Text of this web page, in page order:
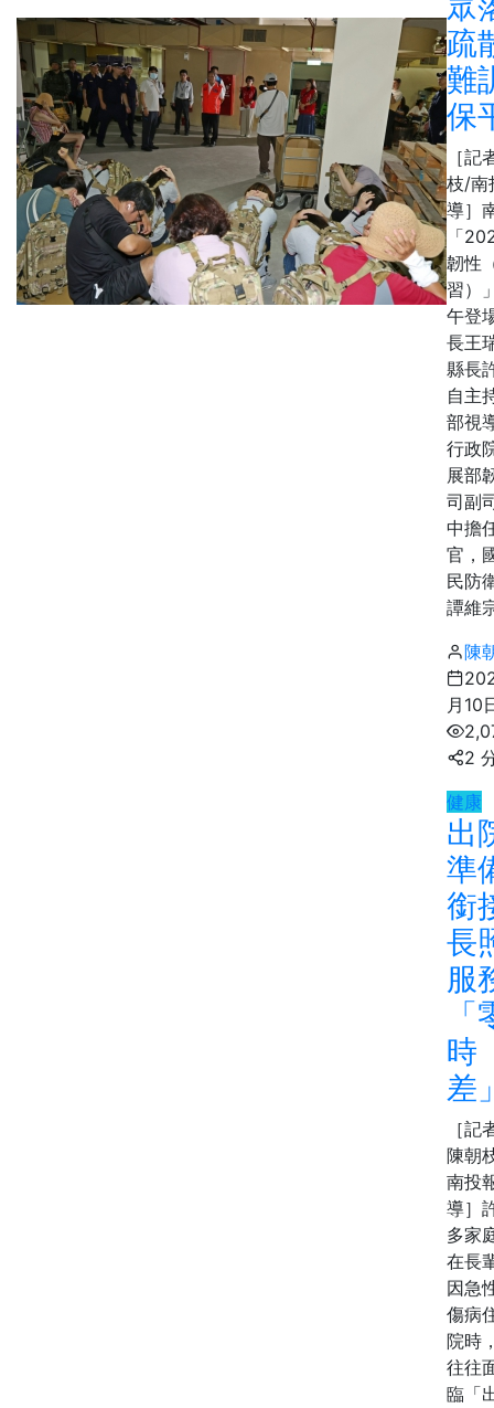
疏
難
保
［記
枝/南
導］
「
韌性
習）
午登
長王
縣長
自主
部視
行政
展部
司副
中擔
官，
民防
譚維
陳
月10
2
健康
出
準
銜
長
服
「
時
差
［記
陳朝
南投
導］
多家
在長
因急
傷病
院時
往往
臨「